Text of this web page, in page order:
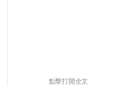
點擊打開全文